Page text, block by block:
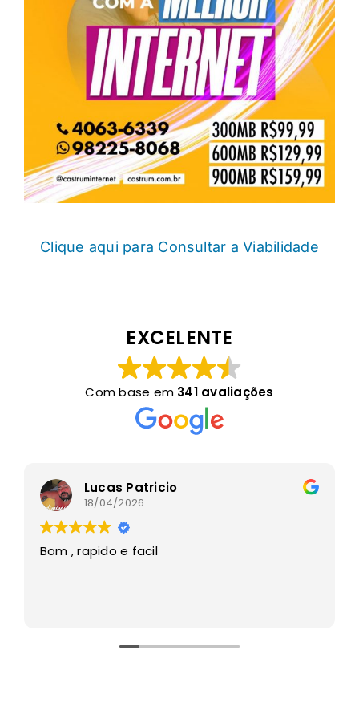
Clique aqui para Consultar a Viabilidade
EXCELENTE
Com base em 341 avaliações
Lucas Patricio
18/04/2026
Bom , rapido e facil